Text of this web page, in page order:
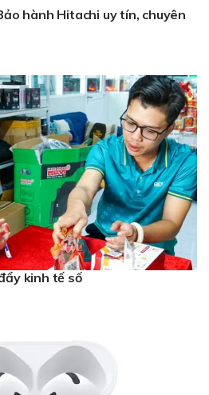
hành Hitachi uy tín, chuyên
kinh tế số